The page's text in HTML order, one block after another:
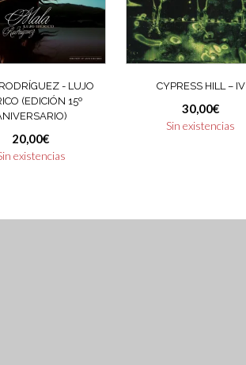
‎- LUJO
(EDICIÓN 15º
20,00€
existencias
CYPRESS HILL ‎– IV
30,00€
Sin existencias